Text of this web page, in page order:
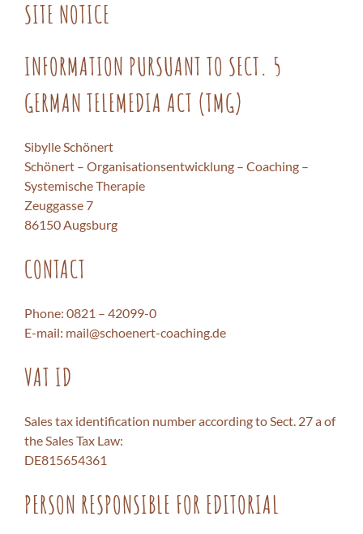
SITE NOTICE
INFORMATION PURSUANT TO SECT. 5
GERMAN TELEMEDIA ACT (TMG)
Sibylle Schönert
Schönert – Organisationsentwicklung – Coaching –
Systemische Therapie
Zeuggasse 7
86150 Augsburg
CONTACT
Phone: 0821 – 42099-0
E-mail: mail@schoenert-coaching.de
VAT ID
Sales tax identification number according to Sect. 27 a of
the Sales Tax Law:
DE815654361
PERSON RESPONSIBLE FOR EDITORIAL